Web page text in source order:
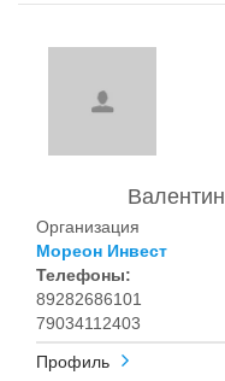
Валентин
Организация
Мореон Инвест
Телефоны:
89282686101
79034112403
Профиль